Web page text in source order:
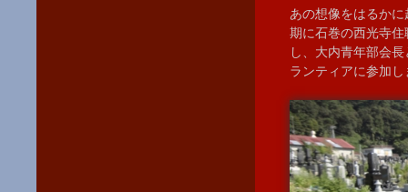
あの想像をはるか
期に石巻の西光寺
し、大内青年部会
ランティアに参加し